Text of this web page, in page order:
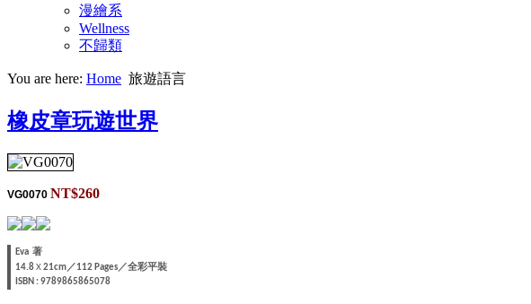
漫繪系
Wellness
不歸類
You are here: Home 旅遊語言
橡皮章玩遊世界
VG0070 NT$260
Eva著
14.8X21cm／112 Pages／全彩平裝
ISBN : 9789865865078